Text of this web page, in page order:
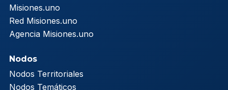
Misiones.uno
Red Misiones.uno
Agencia Misiones.uno
Nodos
Nodos Territoriales
Nodos Temáticos